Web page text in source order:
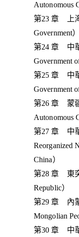
Autonomous
第23 章 上
Government）
第24 章 中
Government
第25 章 中
Government
第26 章 蒙
Autonomous
第27 章 中
Reorganized
China）
第28 章 東突
Republic）
第29 章 內
Mongolian
第30 章 中華